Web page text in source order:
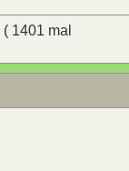
( 1401 mal